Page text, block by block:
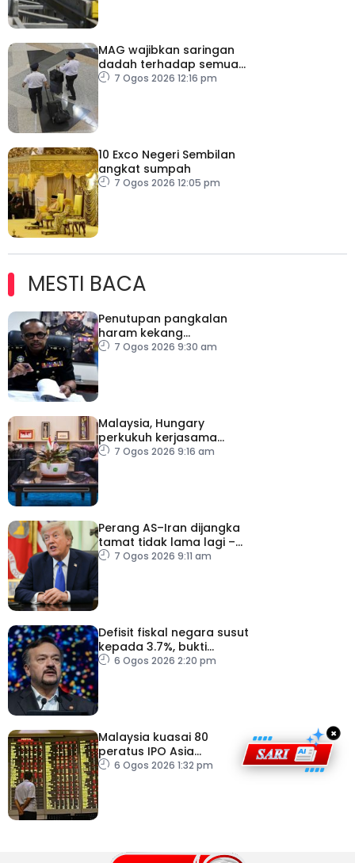
MAG wajibkan saringan
dadah terhadap semua
juruterbang
7 Ogos 2026 12:16 pm
10 Exco Negeri Sembilan
angkat sumpah
7 Ogos 2026 12:05 pm
MESTI BACA
Penutupan pangkalan
haram kekang
penyeludupan di
7 Ogos 2026 9:30 am
Malaysia, Hungary
perkukuh kerjasama
sektor pertanian
7 Ogos 2026 9:16 am
Perang AS–Iran dijangka
tamat tidak lama lagi –
Trump
7 Ogos 2026 9:11 am
Defisit fiskal negara susut
kepada 3.7%, bukti
keyakinan pelabur masih
6 Ogos 2026 2:20 pm
Malaysia kuasai 80
peratus IPO Asia
Tenggara, kumpul AS$1.4
6 Ogos 2026 1:32 pm
×